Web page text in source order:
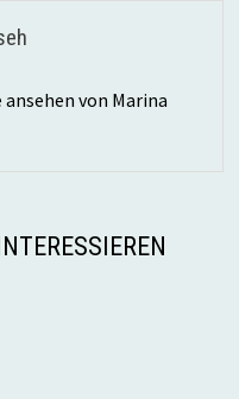
von Marina